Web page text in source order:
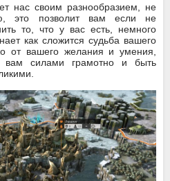
нас своим разнообразием, не
это позволит вам если не
то, что у вас есть, немного
как сложится судьба вашего
от вашего желания и умения,
вам силами грамотно и быть